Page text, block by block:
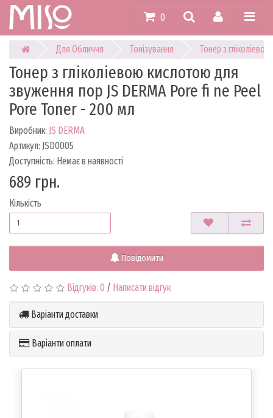
0
Для Обличчя Тонізування Тонер з
Тонер з гліколіевою кислотою для
звуження пор JS DERMA Pore fi ne Peel
Pore Toner - 200 мл
Виробник: JS DERMA
Артикул: JSD0005
Доступність: Немає в наявності
689 грн.
Кількість
Повідомити
Відгуків: 0 / Написати відгук
Варіанти доставки
Варіанти оплати